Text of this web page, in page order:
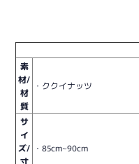
素
材/
材
質
・ククイナッツ
サ
イ
ズ/
寸
・85cm~90cm